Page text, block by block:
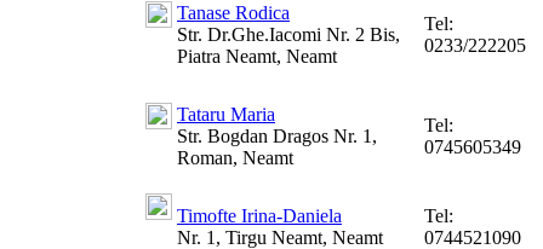
Tanase Rodica
Str. Dr.Ghe.Iacomi Nr. 2 Bis,
Piatra Neamt, Neamt
Tel:
0233/222205
Tataru Maria
Str. Bogdan Dragos Nr. 1,
Roman, Neamt
Tel:
0745605349
Timofte Irina-Daniela
Nr. 1, Tirgu Neamt, Neamt
Tel:
0744521090